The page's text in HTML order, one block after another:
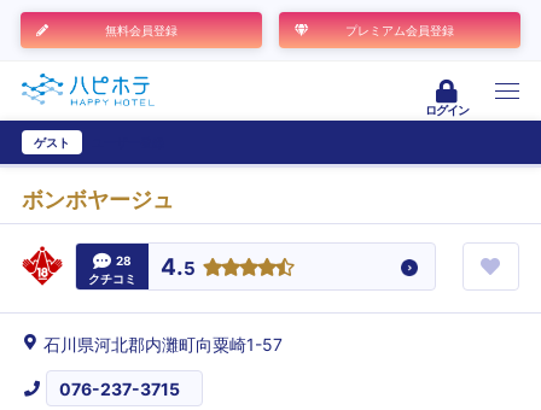
無料会員登録 プレミアム会員登録
ログイン
ゲスト
ボンボヤージュ
28
クチコミ
4.5
石川県河北郡内灘町向粟崎1-57
076-237-3715